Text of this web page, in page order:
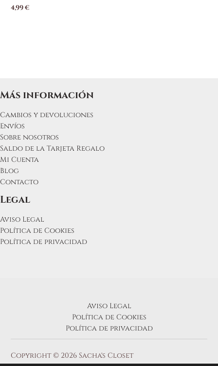
4,99€
Más información
Cambios y devoluciones
Envíos
Sobre nosotros
Saldo de la Tarjeta Regalo
Mi Cuenta
Blog
Contacto
Legal
Aviso Legal
Política de Cookies
Política de privacidad
Aviso Legal
Política de Cookies
Política de privacidad
Copyright © 2026 Sacha's Closet